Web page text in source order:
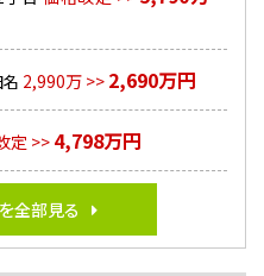
2,990万 >> 2,690万円
定 >>4,798万円
全部見る